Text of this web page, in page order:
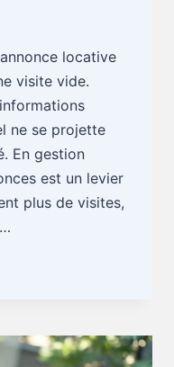
locative
visite vide.
ne se projette
En gestion
est un levier
plus de visites,